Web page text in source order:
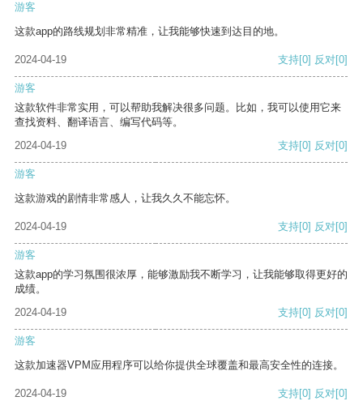
游客
这款app的路线规划非常精准，让我能够快速到达目的地。
2024-04-19 支持[0] 反对[0]
游客
这款软件非常实用，可以帮助我解决很多问题。比如，我可以使用它来
查找资料、翻译语言、编写代码等。
2024-04-19
支持[0] 反对[0]
游客
这款游戏的剧情非常感人，让我久久不能忘怀。
2024-04-19 支持[0] 反对[0]
游客
这款app的学习氛围很浓厚，能够激励我不断学习，让我能够取得更好的
成绩。
2024-04-19
支持[0] 反对[0]
游客
这款加速器VPM应用程序可以给你提供全球覆盖和最高安全性的连接。
2024-04-19 支持[0] 反对[0]